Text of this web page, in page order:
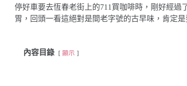
停好車要去恆春老街上的711買咖啡時，剛好經
胃，回頭一看這絕對是間老字號的古早味，肯定是
內容目錄 顯示